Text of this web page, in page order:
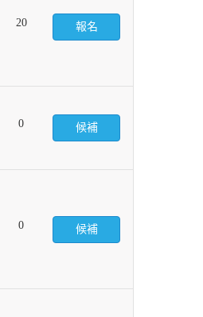
20 報名
0 候補
0 候補